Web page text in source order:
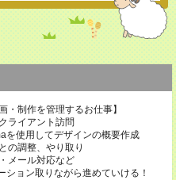
・制作を管理するお仕事】
ライアント訪問
を使用してデザインの概要作成
の調整、やり取り
メール対応など
ョン取りながら進めていける！